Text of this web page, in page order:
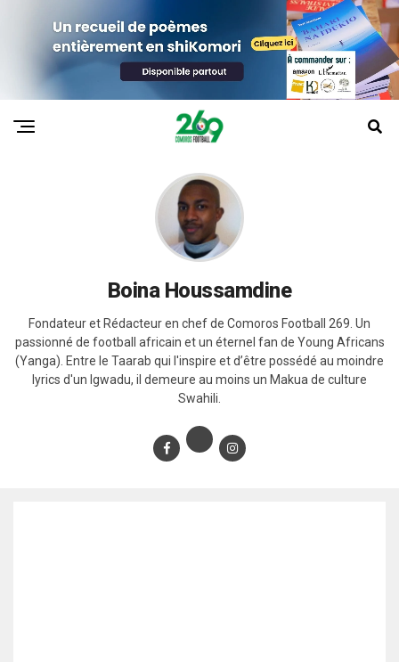
Boina Houssamdine
Fondateur et Rédacteur en chef de Comoros Football 269. Un
passionné de football africain et un éternel fan de Young Africans
(Yanga). Entre le Taarab qui l'inspire et d’être possédé au moindre
lyrics d'un Igwadu, il demeure au moins un Makua de culture
Swahili.